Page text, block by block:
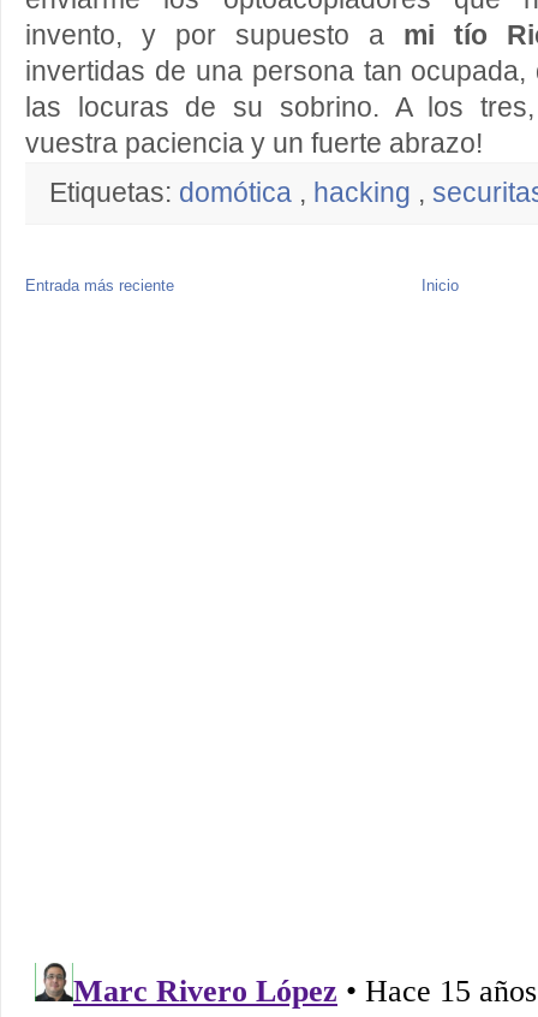
invento, y por supuesto a mi tío
invertidas de una persona tan
las locuras de su sobrino. A los
vuestra paciencia y un fuerte abrazo!
Etiquetas: domótica , hacking ,
Entrada más reciente Inicio